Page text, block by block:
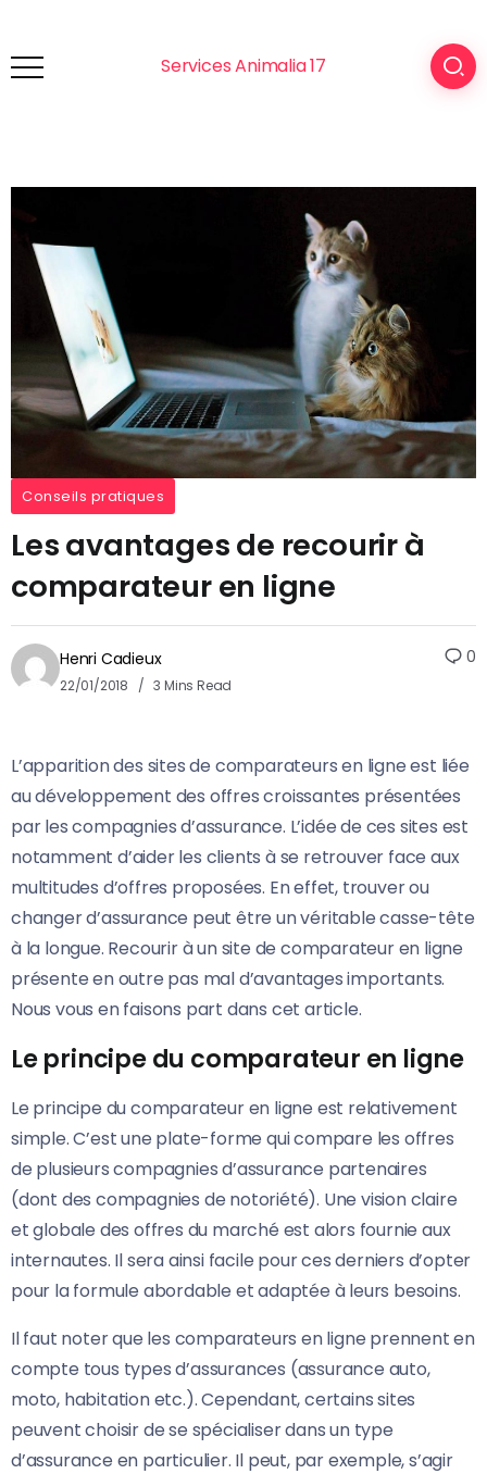
Services Animalia 17
Conseils pratiques
Les avantages de recourir à
comparateur en ligne
Henri Cadieux
22/01/2018 3 Mins Read
0
L’apparition des sites de comparateurs en ligne est liée
au développement des offres croissantes présentées
par les compagnies d’assurance. L’idée de ces sites est
notamment d’aider les clients à se retrouver face aux
multitudes d’offres proposées. En effet, trouver ou
changer d’assurance peut être un véritable casse-tête
à la longue. Recourir à un site de comparateur en ligne
présente en outre pas mal d’avantages importants.
Nous vous en faisons part dans cet article.
Le principe du comparateur en ligne
Le principe du comparateur en ligne est relativement
simple. C’est une plate-forme qui compare les offres
de plusieurs compagnies d’assurance partenaires
(dont des compagnies de notoriété). Une vision claire
et globale des offres du marché est alors fournie aux
internautes. Il sera ainsi facile pour ces derniers d’opter
pour la formule abordable et adaptée à leurs besoins.
Il faut noter que les comparateurs en ligne prennent en
compte tous types d’assurances (assurance auto,
moto, habitation etc.). Cependant, certains sites
peuvent choisir de se spécialiser dans un type
d’assurance en particulier. Il peut, par exemple, s’agir